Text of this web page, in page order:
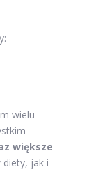
wielu
większe
jak i